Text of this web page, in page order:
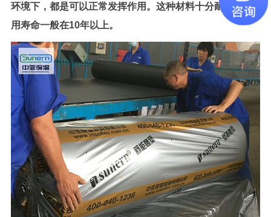
环境下，都是可以正常发挥作用。这种材料十分耐用，使
用寿命一般在10年以上。